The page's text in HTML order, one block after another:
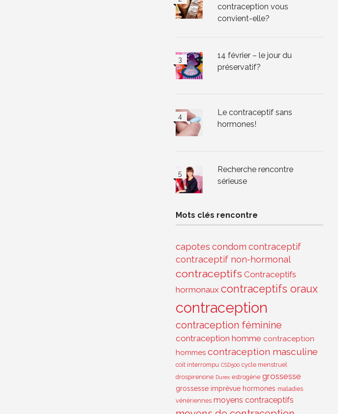
contraception vous
convient-elle?
14 février – le jour du
préservatif?
Le contraceptif sans
hormones!
Recherche rencontre
sérieuse
Mots clés rencontre
capotes condom contraceptif
contraceptif non-hormonal
contraceptifs Contraceptifs
hormonaux contraceptifs oraux
contraception
contraception féminine
contraception homme contraception
hommes contraception masculine
coït interrompu CSD500 cycle menstruel
drospirenone Durex estrogène grossesse
grossesse imprévue hormones maladies
vénériennes moyens contraceptifs